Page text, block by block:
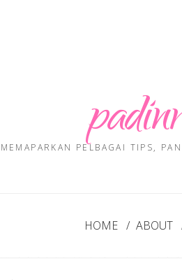
MEMAPARKAN PELBAGAI TIPS,
HOME ABOUT